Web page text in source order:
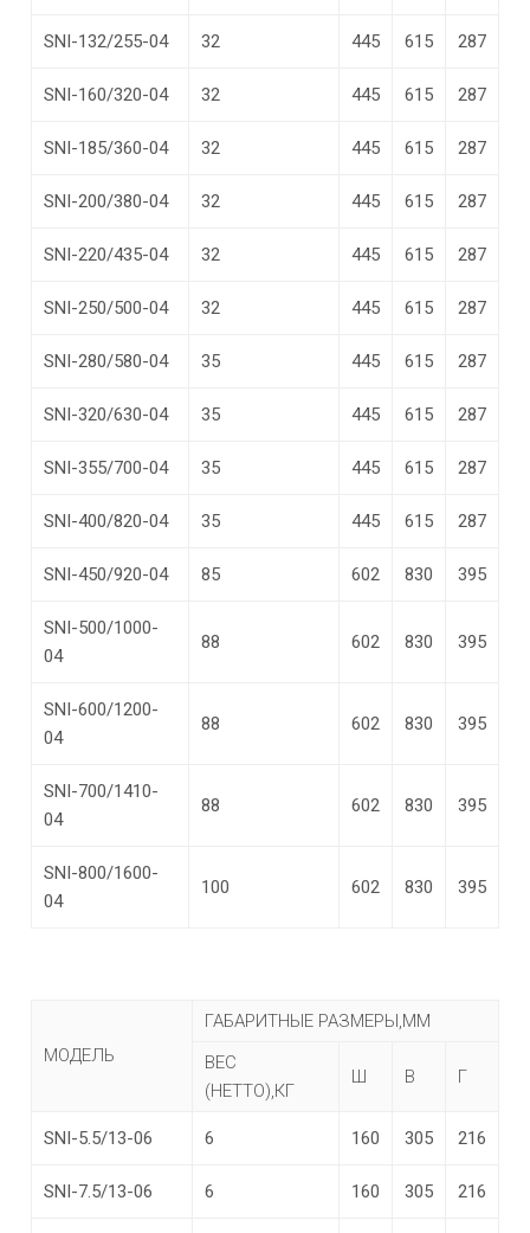
SNI-132/255-04 32 445 615 287
SNI-160/320-04 32 445 615 287
SNI-185/360-04 32 445 615 287
SNI-200/380-04 32 445 615 287
SNI-220/435-04 32 445 615 287
SNI-250/500-04 32 445 615 287
SNI-280/580-04 35 445 615 287
SNI-320/630-04 35 445 615 287
SNI-355/700-04 35 445 615 287
SNI-400/820-04 35 445 615 287
SNI-450/920-04 85 602 830 395
SNI-500/1000-
04
88 602 830 395
SNI-600/1200-
04
88 602 830 395
SNI-700/1410-
04
88 602 830 395
SNI-800/1600-
04
100 602 830 395
МОДЕЛЬ
ГАБАРИТНЫЕ РАЗМЕРЫ,ММ
ВЕС
(НЕТТО),КГ
Ш В Г
SNI-5.5/13-06 6 160 305 216
SNI-7.5/13-06 6 160 305 216